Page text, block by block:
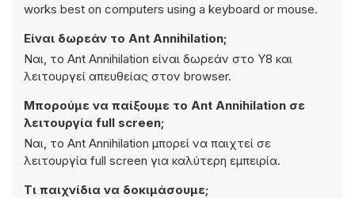
works best on computers using a keyboard or mouse.
Είναι δωρεάν το Ant Annihilation;
Ναι, το Ant Annihilation είναι δωρεάν στο Y8 και
λειτουργεί απευθείας στον browser.
Μπορούμε να παίξουμε το Ant Annihilation σε
λειτουργία full screen;
Ναι, το Ant Annihilation μπορεί να παιχτεί σε
λειτουργία full screen για καλύτερη εμπειρία.
Τι παιχνίδια να δοκιμάσουμε;